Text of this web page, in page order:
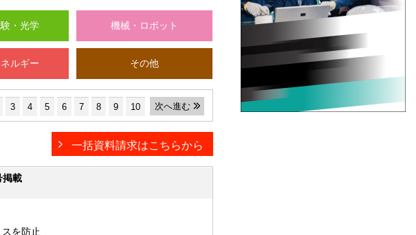
・光学 機械・ロボット
ルギー その他
3 4 5 6 7 8 9 10 次へ進む
一括資料請求はこちらから
掲載
を防止